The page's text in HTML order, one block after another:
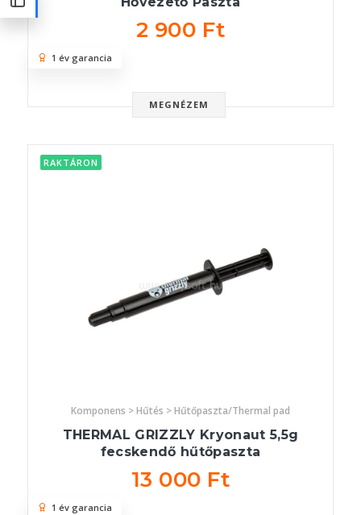
2 900 Ft
MEGNÉZEM
1 év garancia
RAKTÁRON
Komponens > Hűtés > Hűtőpaszta/Thermal pad
THERMAL GRIZZLY Kryonaut 5,5g
fecskendő hűtőpaszta
13 000 Ft
1 év garancia